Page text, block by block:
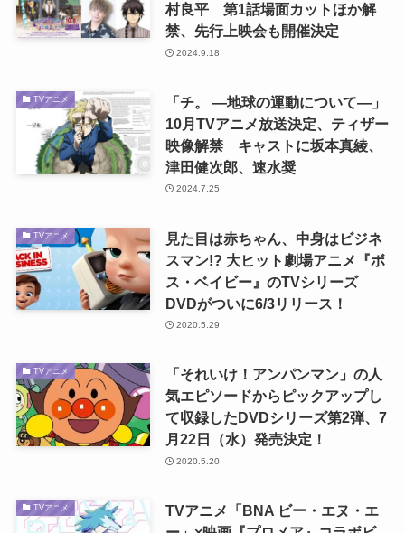
村良平 第1話場面カットほか解
禁、先行上映会も開催決定
2024.9.18
TVアニメ
「チ。 ―地球の運動について―」
10月TVアニメ放送決定、ティザー
映像解禁 キャストに坂本真綾、
津田健次郎、速水奨
2024.7.25
TVアニメ
見た目は赤ちゃん、中身はビジネ
スマン!? 大ヒット劇場アニメ『ボ
ス・ベイビー』のTVシリーズ
DVDがついに6/3リリース！
2020.5.29
TVアニメ
「それいけ！アンパンマン」の人
気エピソードからピックアップし
て収録したDVDシリーズ第2弾、7
月22日（水）発売決定！
2020.5.20
TVアニメ
TVアニメ「BNA ビー・エヌ・エ